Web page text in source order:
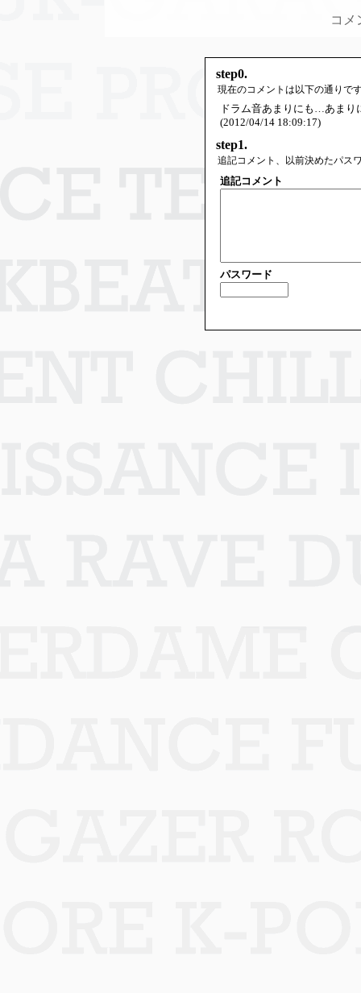
コメ
step0.
現在のコメントは以下の通りで
ドラム音あまりにも…あま
(2012/04/14 18:09:17)
step1.
追記コメント、以前決めたパス
追記コメント
パスワード